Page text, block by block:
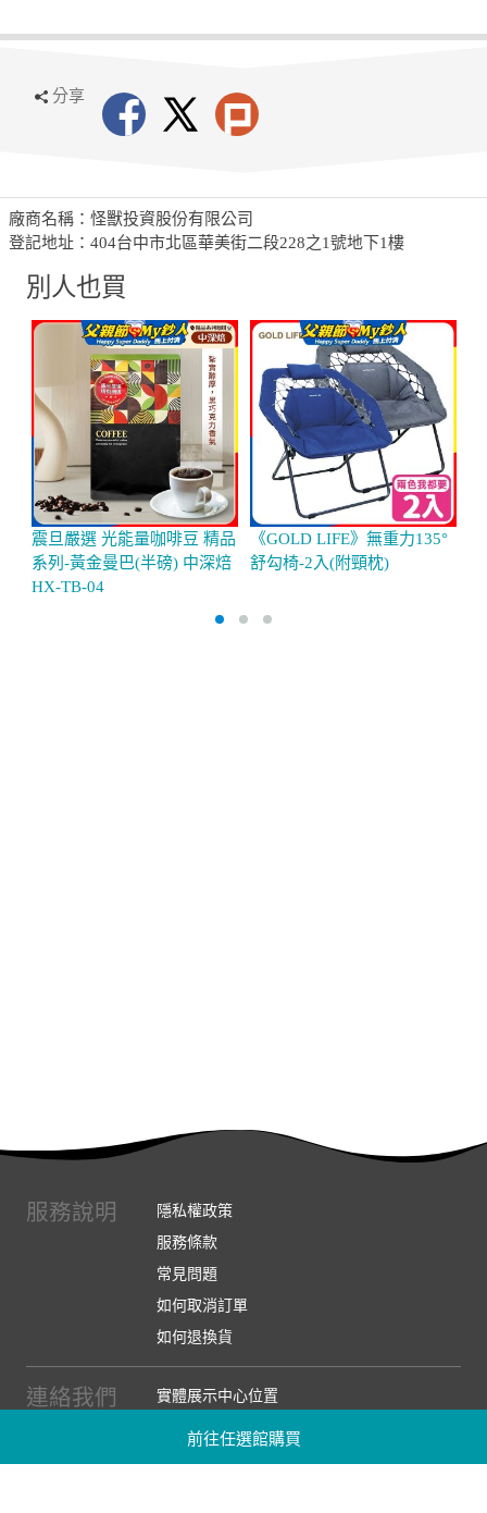
前往任選館購買
分享
廠商名稱：怪獸投資股份有限公司
登記地址：404台中市北區華美街二段228之1號地下1樓
別人也買
震旦嚴選 光能量咖啡豆 精品
系列-黃金曼巴(半磅) 中深焙
HX-TB-04
《GOLD LIFE》無重力135°
舒勾椅-2入(附頸枕)
服務說明
隱私權政策
服務條款
常見問題
如何取消訂單
如何退換貨
連絡我們
實體展示中心位置
實體購物服務條款